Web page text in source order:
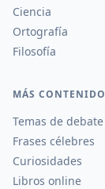
Ciencia
Ortografía
Filosofía
MÁS CONTENIDO
Temas de debate
Frases célebres
Curiosidades
Libros online